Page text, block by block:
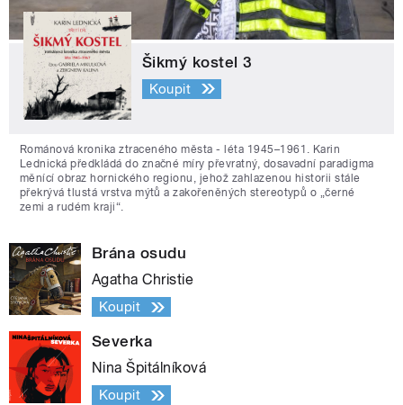
Šikmý kostel 3
Koupit
Románová kronika ztraceného města - léta 1945–1961. Karin
Lednická předkládá do značné míry převratný, dosavadní paradigma
měnící obraz hornického regionu, jehož zahlazenou historii stále
překrývá tlustá vrstva mýtů a zakořeněných stereotypů o „černé
zemi a rudém kraji“.
Brána osudu
Agatha Christie
Koupit
Severka
Nina Špitálníková
Koupit